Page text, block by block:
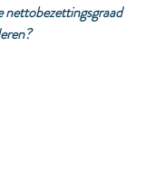
nettobezettingsgraad